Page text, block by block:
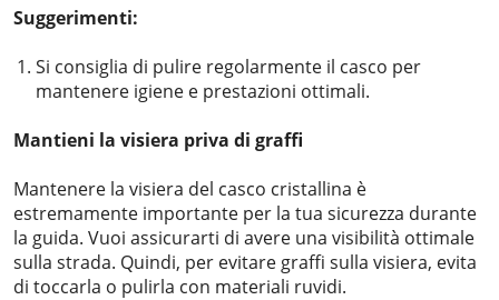
Suggerimenti:
Si consiglia di pulire regolarmente il casco per
mantenere igiene e prestazioni ottimali.
Mantieni la visiera priva di graffi
Mantenere la visiera del casco cristallina è
estremamente importante per la tua sicurezza durante
la guida. Vuoi assicurarti di avere una visibilità ottimale
sulla strada. Quindi, per evitare graffi sulla visiera, evita
di toccarla o pulirla con materiali ruvidi.